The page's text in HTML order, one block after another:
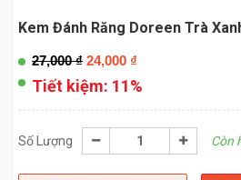
Kem Đánh Răng Doreen Trà
27,000₫ 24,000 ₫
Tiết kiệm: 11%
Số Lượng Còn